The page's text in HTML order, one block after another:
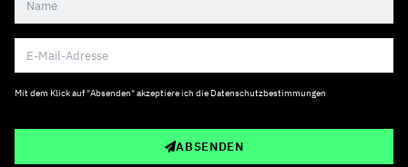
Mit dem Klick auf "Absenden" akzeptiere ich die Datenschutzbestimmungen
ABSENDEN